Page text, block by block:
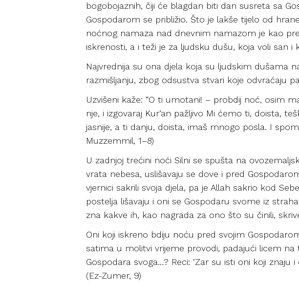
bogobojaznih, čiji će blagdan biti dan susreta sa
Gospodarom se približio. Što je lakše tijelo od
noćnog namaza nad dnevnim namazom je kao
iskrenosti, a i teži je za ljudsku dušu, koja voli san i
Najvrednija su ona djela koja su ljudskim dušama
razmišljanju, zbog odsustva stvari koje odvraćaju
Uzvišeni kaže: “O ti umotani! – probdij noć, osim
nje, i izgovaraj Kur’an pažljivo Mi ćemo ti, doista,
jasnije, a ti danju, doista, imaš mnogo posla. I
Muzzemmil, 1–8)
U zadnjoj trećini noći Silni se spušta na
vrata nebesa, uslišavaju se dove i pred
vjernici sakrili svoja djela, pa je Allah sakrio kod
postelja lišavaju i oni se Gospodaru svome iz
zna kakve ih, kao nagrada za ono što su činili,
Oni koji iskreno bdiju noću pred svojim
satima u molitvi vrijeme provodi, padajući licem
Gospodara svoga…? Reci: ‘Zar su isti oni koji
(Ez-Zumer, 9)